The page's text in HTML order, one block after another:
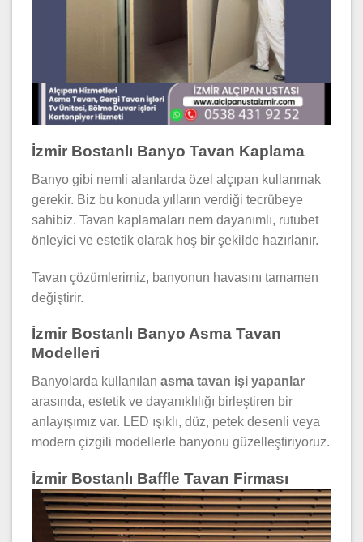
İzmir Bostanlı Banyo Tavan Kaplama
Banyo gibi nemli alanlarda özel alçıpan kullanmak
gerekir. Biz bu konuda yılların verdiği tecrübeye
sahibiz. Tavan kaplamaları nem dayanımlı, rutubet
önleyici ve estetik olarak hoş bir şekilde hazırlanır.
Tavan çözümlerimiz, banyonun havasını tamamen
değiştirir.
İzmir Bostanlı Banyo Asma Tavan
Modelleri
Banyolarda kullanılan asma tavan işi yapanlar
arasında, estetik ve dayanıklılığı birleştiren bir
anlayışımız var. LED ışıklı, düz, petek desenli veya
modern çizgili modellerle banyonu güzelleştiriyoruz.
İzmir Bostanlı Baffle Tavan Firması